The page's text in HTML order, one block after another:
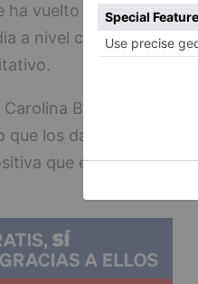
ha vuelto a insistir en
a nivel cualitativo, que
Blasco,
que los datos que han
que esperan